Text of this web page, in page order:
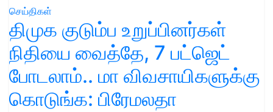
செய்திகள்
திமுக குடும்ப உறுப்பினர்கள்
நிதியை வைத்தே, 7 பட்ஜெட்
போடலாம்.. மா விவசாயிகளுக்கு
கொடுங்க: பிரேமலதா